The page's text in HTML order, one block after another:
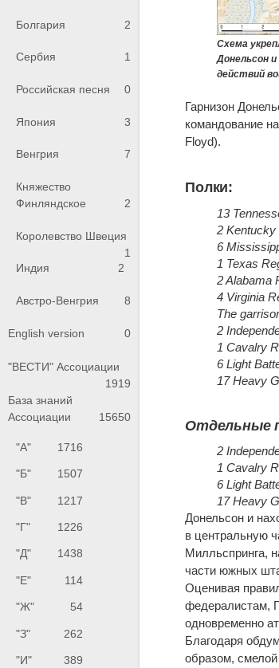
Болгария 2
Сербия 1
Российская песня 0
Япония 3
Венгрия 7
Княжество
Финляндское
2
Королевство Швеция
1
Индия
2
Австро-Венгрия 8
English version 0
"ВЕСТИ" Ассоциации
1919
База знаний
Ассоциации
15650
"А" 1716
"Б" 1507
"В" 1217
"Г" 1226
"Д" 1438
"Е" 114
"Ж" 54
"З" 262
"И" 389
Схема
Донельсон
действий
Гарнизон
командование
Floyd).
Полки:
13
2 Kentucky
6
1 Texas
2 Alabama
4 Virginia
The
2
1 Cavalry
6 Light
17 Heavy
Отдельные
2
1 Cavalry
6 Light
17 Heavy
Донельсон и
в центральную
Милльспринга,
части южных
Оценивая
федералистам,
одновременно
Благодаря
образом, смелой